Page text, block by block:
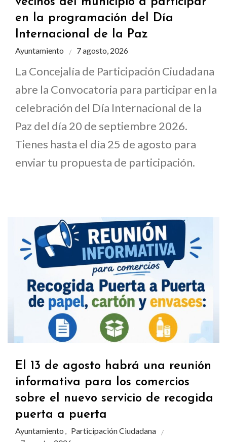
en la programación del Día
Internacional de la Paz
Ayuntamiento 7 agosto, 2026
La Concejalía de Participación Ciudadana
abre la Convocatoria para participar en la
celebración del Día Internacional de la
Paz del día 20 de septiembre 2026.
Tienes hasta el día 25 de agosto para
enviar tu propuesta de participación.
El 13 de agosto habrá una reunión
informativa para los comercios
sobre el nuevo servicio de recogida
puerta a puerta
Ayuntamiento , Participación Ciudadana